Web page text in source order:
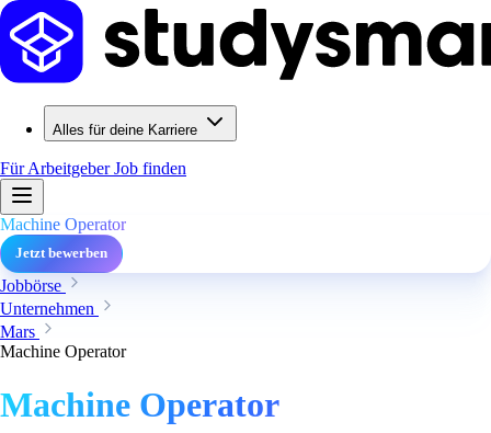
Alles für deine Karriere
Für ArbeitgeberJob finden
Machine Operator
Jetzt bewerben
Jobbörse
Unternehmen
Mars
Machine Operator
Machine Operator